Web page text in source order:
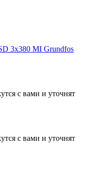
3x380 MI Grundfos
с вами и уточнят
с вами и уточнят